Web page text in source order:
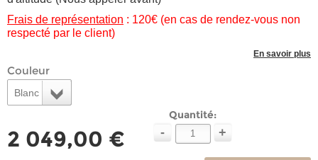
Frais de représentation : 120€ (en cas de rendez-vous non
respecté par le client)
En savoir plus
Couleur
Blanc
2 049,00 €
Quantité:
- +